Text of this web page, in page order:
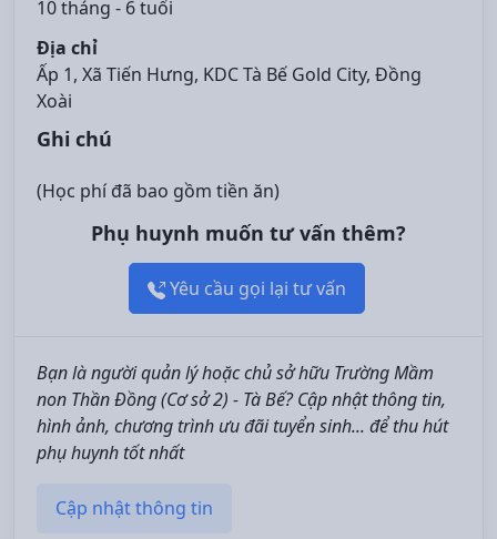
10 tháng - 6 tuổi
Địa chỉ
Ấp 1, Xã Tiến Hưng, KDC Tà Bế Gold City, Đồng
Xoài
Ghi chú
(Học phí đã bao gồm tiền ăn)
Phụ huynh muốn tư vấn thêm?
Yêu cầu gọi lại tư vấn
Bạn là người quản lý hoặc chủ sở hữu Trường Mầm
non Thần Đồng (Cơ sở 2) - Tà Bế? Cập nhật thông tin,
hình ảnh, chương trình ưu đãi tuyển sinh... để thu hút
phụ huynh tốt nhất
Cập nhật thông tin